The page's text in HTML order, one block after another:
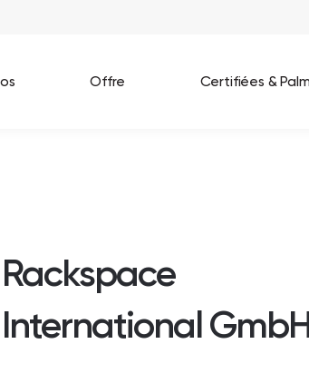
Offre Certifiées &
Rackspace
International